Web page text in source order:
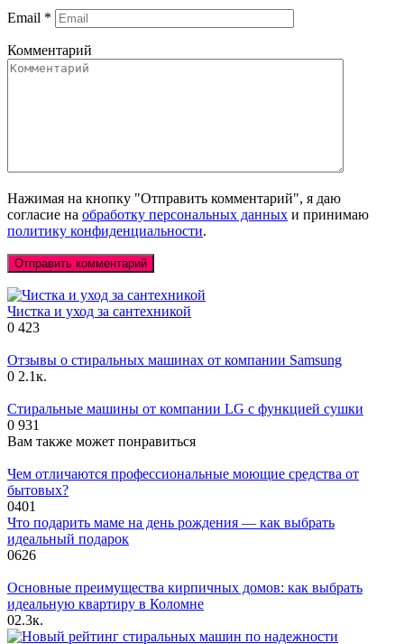
Email *
Комментарий
Нажимая на кнопку "Отправить комментарий", я даю
согласие на обработку персональных данных и принимаю
политику конфиденциальности.
Чистка и уход за сантехникой
0 423
Отзывы о стиральных машинах от компании Samsung
0 2.1к.
Стиральные машины от компании LG с функцией сушки
0 931
Вам также может понравиться
Чем отличаются профессиональные моющие средства от
бытовых?
0401
Что подарить маме на день рождения — как выбрать
идеальный подарок
0626
Основные преимущества кирпичных домов: как выбрать
идеальную квартиру в Коломне
02.3к.